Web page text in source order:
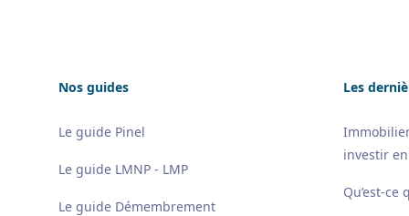
Nos guides
Le guide Pinel
Le guide LMNP - LMP
Le guide Démembrement
Les
investir en
Qu’est-ce